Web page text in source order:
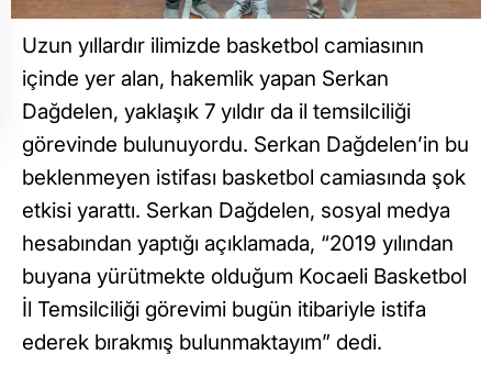
Uzun yıllardır ilimizde basketbol camiasının
içinde yer alan, hakemlik yapan Serkan
Dağdelen, yaklaşık 7 yıldır da il temsilciliği
görevinde bulunuyordu. Serkan Dağdelen’in bu
beklenmeyen istifası basketbol camiasında şok
etkisi yarattı. Serkan Dağdelen, sosyal medya
hesabından yaptığı açıklamada, “2019 yılından
buyana yürütmekte olduğum Kocaeli Basketbol
İl Temsilciliği görevimi bugün itibariyle istifa
ederek bırakmış bulunmaktayım” dedi.